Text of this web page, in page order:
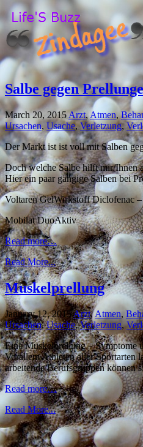
Salbe gegen
March 20, 2015Arzt, Atmen,
Ursachen, Usache,Verletzung,
Der Markt ist ist voll mit Salben
Doch welche Salbe hilft mir/Ihnen
Hier ein paar gängige Salben bei
Voltaren GelWirkstoff Diclofenac
Mobilat DuoAktiv
Read more…
Read More...
Muskelprellung
January 12, 2015Arzt,Atmen,
Ursachen,Usache,Verletzung,
Eine Muskelprellung – Symptome
Vorallem Athleten aller Sportarten
arbeitende Berufsgruppen können
Read more…
Read More...